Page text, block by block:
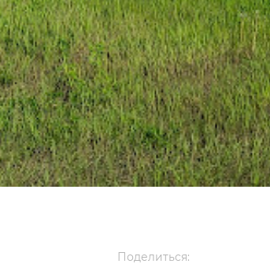
Поделиться: